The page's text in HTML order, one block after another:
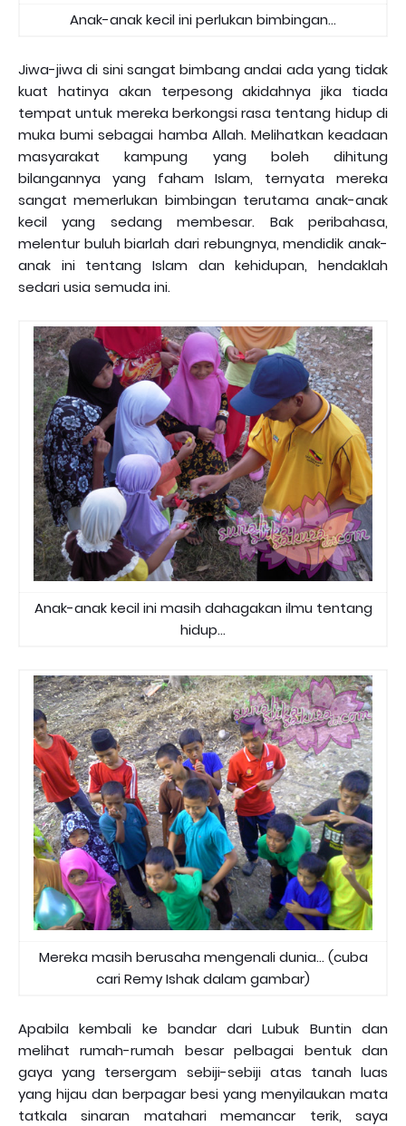
Anak-anak kecil ini perlukan bimbingan...
Jiwa-jiwa di sini sangat bimbang andai ada yang tidak
kuat hatinya akan terpesong akidahnya jika tiada
tempat untuk mereka berkongsi rasa tentang hidup di
muka bumi sebagai hamba Allah. Melihatkan keadaan
masyarakat kampung yang boleh dihitung
bilangannya yang faham Islam, ternyata mereka
sangat memerlukan bimbingan terutama anak-anak
kecil yang sedang membesar. Bak peribahasa,
melentur buluh biarlah dari rebungnya, mendidik anak-
anak ini tentang Islam dan kehidupan, hendaklah
sedari usia semuda ini.
Anak-anak kecil ini masih dahagakan ilmu tentang
hidup...
Mereka masih berusaha mengenali dunia... (cuba
cari Remy Ishak dalam gambar)
Apabila kembali ke bandar dari Lubuk Buntin dan
melihat rumah-rumah besar pelbagai bentuk dan
gaya yang tersergam sebiji-sebiji atas tanah luas
yang hijau dan berpagar besi yang menyilaukan mata
tatkala sinaran matahari memancar terik, saya